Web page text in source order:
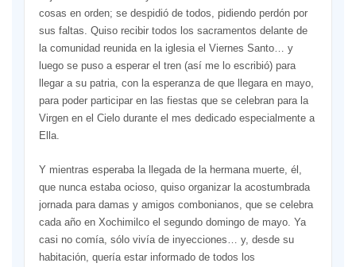
cosas en orden; se despidió de todos, pidiendo perdón por
sus faltas. Quiso recibir todos los sacramentos delante de
la comunidad reunida en la iglesia el Viernes Santo… y
luego se puso a esperar el tren (así me lo escribió) para
llegar a su patria, con la esperanza de que llegara en mayo,
para poder participar en las fiestas que se celebran para la
Virgen en el Cielo durante el mes dedicado especialmente a
Ella.
Y mientras esperaba la llegada de la hermana muerte, él,
que nunca estaba ocioso, quiso organizar la acostumbrada
jornada para damas y amigos combonianos, que se celebra
cada año en Xochimilco el segundo domingo de mayo. Ya
casi no comía, sólo vivía de inyecciones… y, desde su
habitación, quería estar informado de todos los